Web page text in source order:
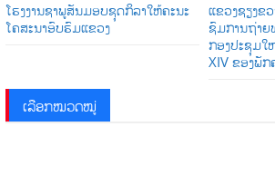
ໂຮງງານຊາພູສັນມອບຊຸດກິລາໃຫ້ຄະນະ
ໂຄສະນາອົບຮົມແຂວງ
ແຂວງຊຽງຂ
ຊົມການຖ່າຍ
ກອງປະຊຸມໃ
XIV ຂອງພັ
ເລືອກໝວດໝູ່